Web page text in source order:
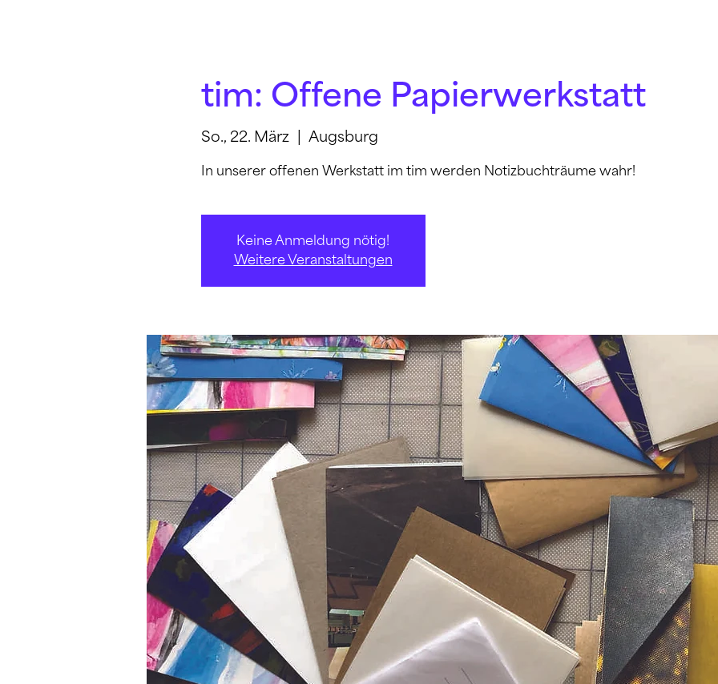
tim: Offene Papierwerkstatt
So., 22. März
  |
Augsburg
In unserer offenen Werkstatt im tim werden Notizbuchträume wahr!
Keine Anmeldung nötig!
Weitere Veranstaltungen